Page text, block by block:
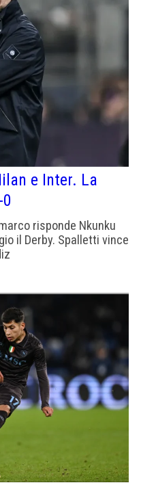
e Inter. La
risponde Nkunku
il Derby. Spalletti vince